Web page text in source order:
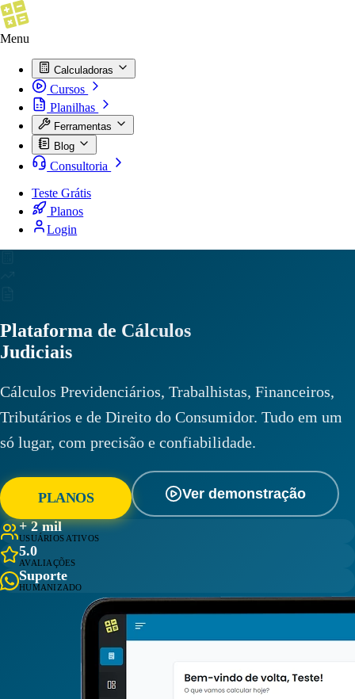
Menu
Calculadoras
Cursos
Planilhas
Ferramentas
Blog
Consultoria
Teste Grátis
Planos
Login
Plataforma de Cálculos
Judiciais
Cálculos Previdenciários, Trabalhistas, Financeiros,
Tributários e de Direito do Consumidor. Tudo em um
só lugar, com precisão e confiabilidade.
PLANOS Ver demonstração
+ 2 mil
USUÁRIOS ATIVOS
5.0
AVALIAÇÕES
Suporte
HUMANIZADO